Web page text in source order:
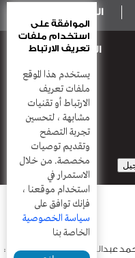
المال و الاقتصاد
أعمدة
المطبعة
عبدالرحمن |مدير التحرير :
الموافقة على
استخدام ملفات
تعريف الارتباط
يستخدم هذا الموقع
ملفات تعريف
الارتباط أو تقنيات
مشابهة ، لتحسين
تجربة التصفح
وتقديم توصيات
مخصصة. من خلال
الاستمرار في
استخدام موقعنا ،
فإنك توافق على
سياسة الخصوصية
الخاصة بنا